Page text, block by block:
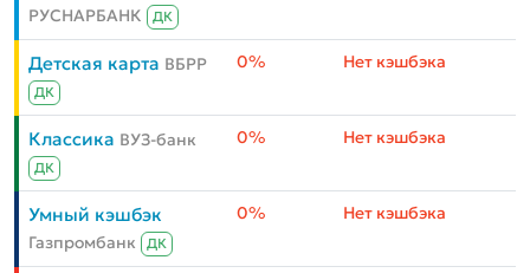
РУСНАРБАНК ДК
Детская карта ВБРР
ДК
0% Нет кэшбэка
Классика ВУЗ-банк
ДК
0% Нет кэшбэка
Умный кэшбэк
Газпромбанк ДК
0% Нет кэшбэка